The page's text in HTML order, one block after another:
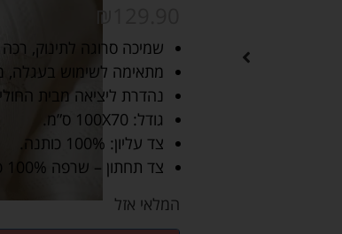
₪
שמיכה סרוגה לתינוק,
מתאימה לשימוש בעגלה,
נהדרת ליציאה מבית
גודל: 100X70 ס”מ.
צד עליון: 100% כותנה.
צד תחתון – שרפה 100% פוליאסטר.
המלאי אזל